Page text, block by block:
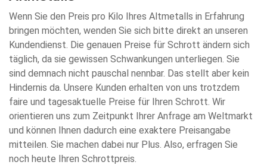
Wenn Sie den Preis pro Kilo Ihres Altmetalls in Erfahrung
bringen möchten, wenden Sie sich bitte direkt an unseren
Kundendienst. Die genauen Preise für Schrott ändern sich
täglich, da sie gewissen Schwankungen unterliegen. Sie
sind demnach nicht pauschal nennbar. Das stellt aber kein
Hindernis da. Unsere Kunden erhalten von uns trotzdem
faire und tagesaktuelle Preise für Ihren Schrott. Wir
orientieren uns zum Zeitpunkt Ihrer Anfrage am Weltmarkt
und können Ihnen dadurch eine exaktere Preisangabe
mitteilen. Sie machen dabei nur Plus. Also, erfragen Sie
noch heute Ihren Schrottpreis.